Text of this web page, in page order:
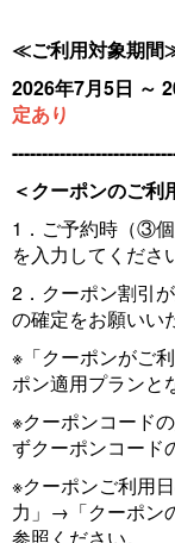
≪ご利用対象期
2026年7月5日 ～
定あり
＜クーポンのご利
1．ご予約時（③個
を入力してくださ
2．クーポン割引
の確定をお願いい
※「クーポンがご
ポン適用プランと
※クーポンコード
ずクーポンコード
※クーポンご利用
力」→「クーポン